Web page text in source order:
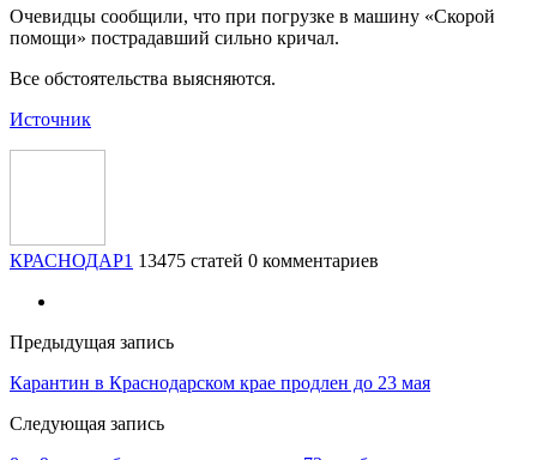
Очевидцы сообщили, что при погрузке в машину «Скорой
помощи» пострадавший сильно кричал.
Все обстоятельства выясняются.
Источник
КРАСНОДАР1 13475 статей 0 комментариев
Предыдущая запись
Карантин в Краснодарском крае продлен до 23 мая
Следующая запись